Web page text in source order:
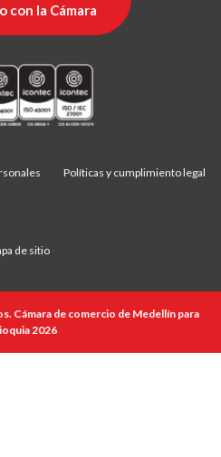
con la Cámara
Políticas y cumplimiento legal
de sitio
Cámara de comercio de Medellín para
2026